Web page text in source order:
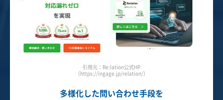
引用元：Re:lation公式HP
（https://ingage.jp/relation/）
多様化した問い合わせ手段を